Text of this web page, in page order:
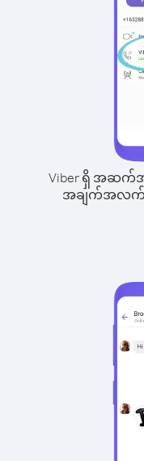
Viber ရှိ အဆက်
အချက်အလက် မ